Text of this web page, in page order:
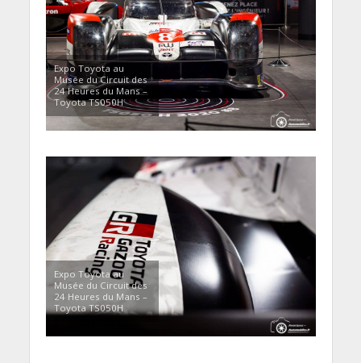
Expo Toyota au
Musée du Circuit des
24 Heures du Mans –
Toyota TS050H
Expo Toyota au
Musée du Circuit des
24 Heures du Mans –
Toyota TS050H